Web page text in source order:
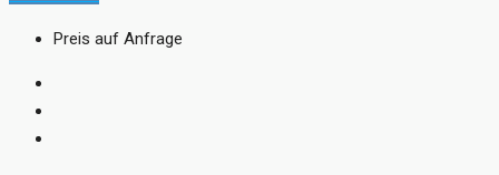
Preis auf Anfrage